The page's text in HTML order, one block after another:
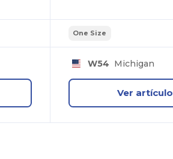
One Size
W54 Michigan
Ver artículo